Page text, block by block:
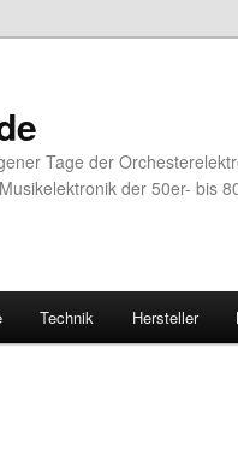
Tage der
der 50er- bis
Technik Hersteller